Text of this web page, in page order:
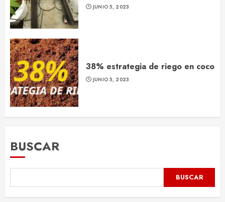
JUNIO 5, 2023
38% estrategia de riego en coco
JUNIO 5, 2023
BUSCAR
BUSCAR